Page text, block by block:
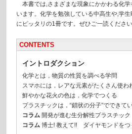
本書では,さまざまな現象にかかわる化学
います。化学を勉強している中高生や,学
にピッタリの1冊です。ぜひご一読ください
CONTENTS
イントロダクション
化学とは，物質の性質を調べる学問
スマホには，レアな元素がたくさん使わ
鮮やかな花火の色は，化学でつくる
プラスチックは，“鎖状の分子”でできて
コラム 開発が進む生分解性プラスチック
コラム 博士! 教えて!! ダイヤモンドをつ